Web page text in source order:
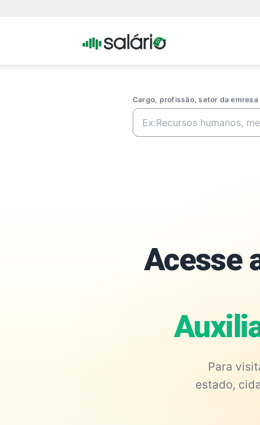
Portal
Cargo, profissão, setor da emresa
Acesse
Para
estado,